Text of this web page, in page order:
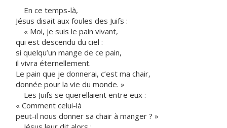
En ce temps-là,
Jésus disait aux foules des Juifs :
« Moi, je suis le pain vivant,
qui est descendu du ciel :
si quelqu’un mange de ce pain,
il vivra éternellement.
Le pain que je donnerai, c’est ma chair,
donnée pour la vie du monde. »
Les Juifs se querellaient entre eux :
« Comment celui-là
peut-il nous donner sa chair à manger ? »